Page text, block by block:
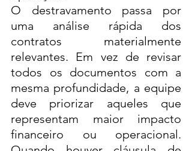
O destravamento passa por
uma análise rápida dos
contratos materialmente
relevantes. Em vez de revisar
todos os documentos com a
mesma profundidade, a equipe
deve priorizar aqueles que
representam maior impacto
financeiro ou operacional.